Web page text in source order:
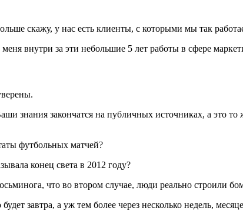
скажу, у нас есть клиенты, с которыми мы так
внутри за эти небольшие 5 лет работы в сфере
знания закончатся на публичных источниках, а это
футбольных матчей?
конец света в 2012 году?
что во втором случае, люди реально строили
завтра, а уж тем более через несколько недель,